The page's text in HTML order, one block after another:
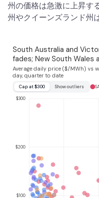
州の価格は急激に上昇す
州やクイーンズランド州